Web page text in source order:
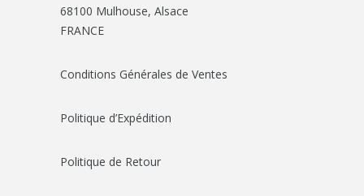
68100 Mulhouse, Alsace
FRANCE
Conditions Générales de Ventes
Politique d’Expédition
Politique de Retour